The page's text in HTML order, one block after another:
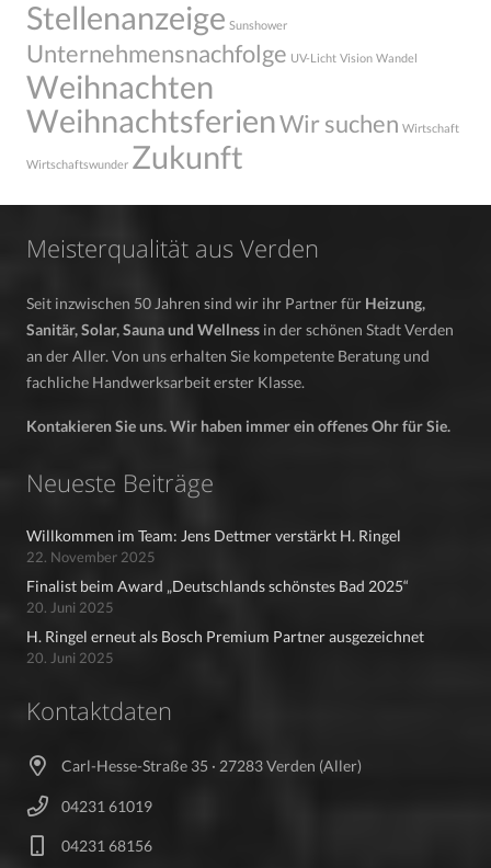
Stellenanzeige Sunshower
Unternehmensnachfolge UV-Licht Vision Wandel
Weihnachten
WeihnachtsferienWir suchen Wirtschaft
Wirtschaftswunder Zukunft
Meisterqualität aus Verden
Seit inzwischen 50 Jahren sind wir ihr Partner für Heizung,
Sanitär, Solar, Sauna und Wellness in der schönen Stadt Verden
an der Aller. Von uns erhalten Sie kompetente Beratung und
fachliche Handwerksarbeit erster Klasse.
Kontakieren Sie uns. Wir haben immer ein offenes Ohr für Sie.
Neueste Beiträge
Willkommen im Team: Jens Dettmer verstärkt H. Ringel
22. November 2025
Finalist beim Award „Deutschlands schönstes Bad 2025“
20. Juni 2025
H. Ringel erneut als Bosch Premium Partner ausgezeichnet
20. Juni 2025
Kontaktdaten
Carl-Hesse-Straße 35 · 27283 Verden (Aller)
04231 61019
04231 68156